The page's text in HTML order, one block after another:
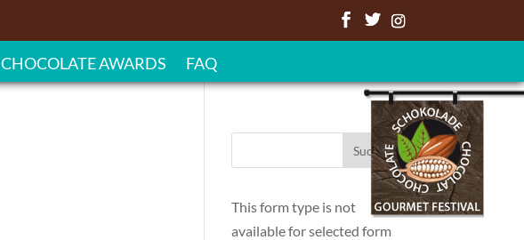
CHOCOLATE AWARDS FAQ
This form type is not
available for selected form